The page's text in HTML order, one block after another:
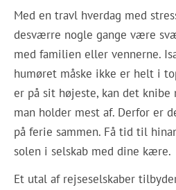
Med en travl hverdag med
desværre nogle gange være
med familien eller vennerne.
humøret måske ikke er helt i
er på sit højeste, kan det
man holder mest af. Derfor er
på ferie sammen. Få tid til
solen i selskab med dine kære.
Et utal af rejseselskaber